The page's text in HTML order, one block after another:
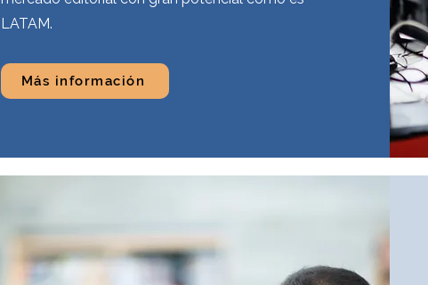
LATAM.
Más información